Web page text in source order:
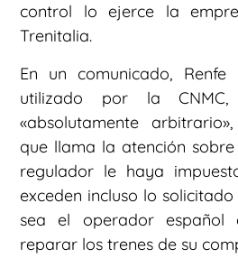
control lo ejerce la
Trenitalia.
En un comunicado,
utilizado por la
«absolutamente
que llama la atención
regulador le haya
exceden incluso lo
sea el operador
reparar los trenes de su